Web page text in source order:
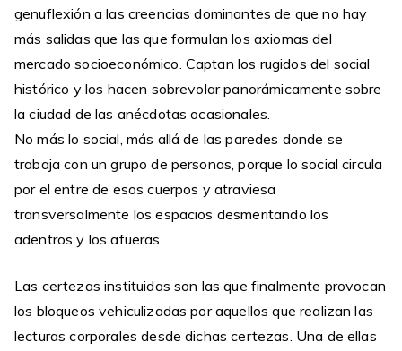
genuflexión a las creencias dominantes de que no hay
más salidas que las que formulan los axiomas del
mercado socioeconómico. Captan los rugidos del social
histórico y los hacen sobrevolar panorámicamente sobre
la ciudad de las anécdotas ocasionales.
No más lo social, más allá de las paredes donde se
trabaja con un grupo de personas, porque lo social circula
por el entre de esos cuerpos y atraviesa
transversalmente los espacios desmeritando los
adentros y los afueras.
Las certezas instituidas son las que finalmente provocan
los bloqueos vehiculizadas por aquellos que realizan las
lecturas corporales desde dichas certezas. Una de ellas